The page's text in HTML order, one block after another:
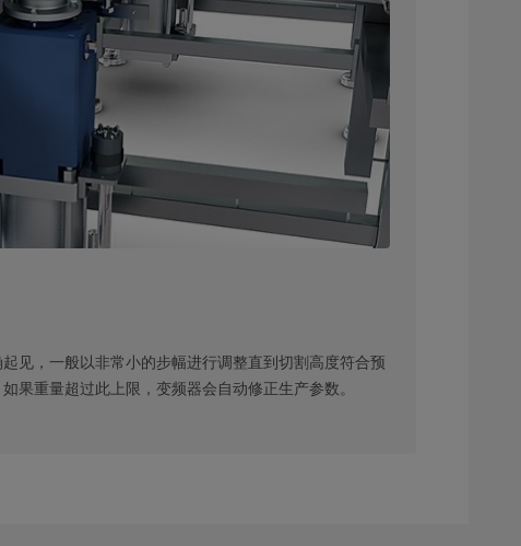
见，一般以非常小的步幅进行调整直到切割高度符合预
重量超过此上限，变频器会自动修正生产参数。